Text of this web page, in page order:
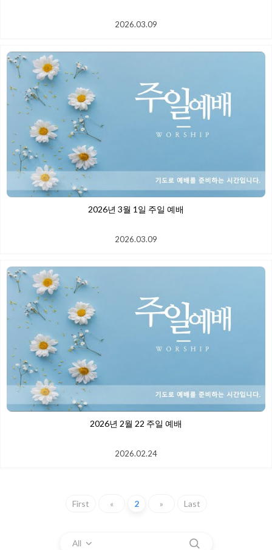
2026.03.09
2026년 3월 1일 주일 예배
2026.03.09
2026년 2월 22 주일 예배
2026.02.24
First « 2 » Last
All